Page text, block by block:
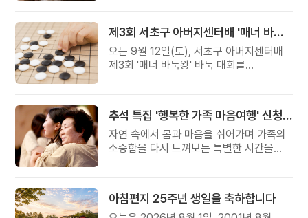
제3회 서초구 아버지센터배 '매너 바둑왕' 대회
오는 9월 12일(토), 서초구 아버지센터배
제3회 '매너 바둑왕' 바둑 대회를
추석 특집 '행복한 가족 마음여행' 신청 안내
자연 속에서 몸과 마음을 쉬어가며 가족의
소중함을 다시 느껴보는 특별한 시간을
아침편지 25주년 생일을 축하합니다